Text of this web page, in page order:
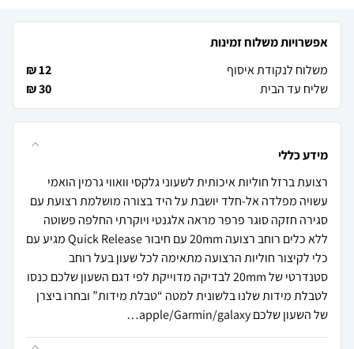
אפשרויות משלוח זמינות
משלוח לנקודת איסוף
12 ₪
שליח עד הבית
30 ₪
מידע כללי
רצועת ברזל חוליות איכותית לשעוני גלקסי וואווי גרמין הואמי
עשויה מפלדה אל-חלד יושבת על היד בצורה מושלמת רצועת עם
סגירה חזקה סוגר פרפר מראה אלגנטי ויוקרתי החלפה פשוטה
ללא כלים רוחב רצועה 20mm עם חיבור Quick Release מגיע עם
כלי לקיצור חוליות הרצועה מתאימה לכל שעון בעל רוחב
סטנדרטי של 20mm לבדיקה מדוייקת לפי דגם השעון שלכם כנסו
לטבלת מידות שלנו בלשונית למטה “טבלת מידות” ובחרו ביצרן
של השעון שלכם apple/Garmin/galaxy…